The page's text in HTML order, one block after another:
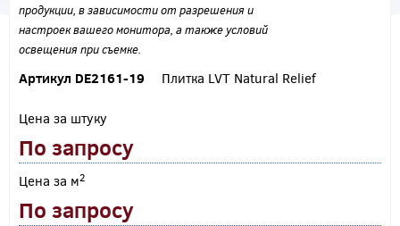
продукции, в зависимости от разрешения и
настроек вашего монитора, а также условий
освещения при съемке.
Артикул DE2161-19 Плитка LVT Natural Relief
Цена за штуку
По запросу
Цена за м2
По запросу